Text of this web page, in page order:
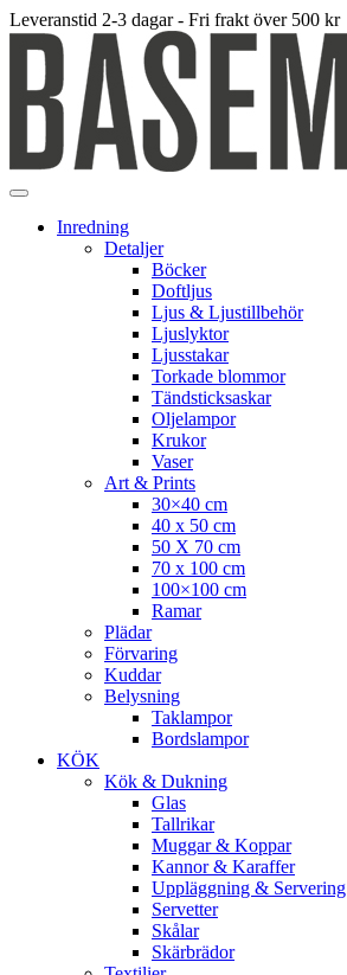
Leveranstid 2-3 dagar - Fri frakt över 500 kr
Inredning
Detaljer
Böcker
Doftljus
Ljus & Ljustillbehör
Ljuslyktor
Ljusstakar
Torkade blommor
Tändsticksaskar
Oljelampor
Krukor
Vaser
Art & Prints
30×40 cm
40 x 50 cm
50 X 70 cm
70 x 100 cm
100×100 cm
Ramar
Plädar
Förvaring
Kuddar
Belysning
Taklampor
Bordslampor
KÖK
Kök & Dukning
Glas
Tallrikar
Muggar & Koppar
Kannor & Karaffer
Uppläggning & Servering
Servetter
Skålar
Skärbrädor